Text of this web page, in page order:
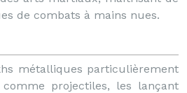
de combats à mains nues.
métalliques particulièrement
projectiles, les lançant